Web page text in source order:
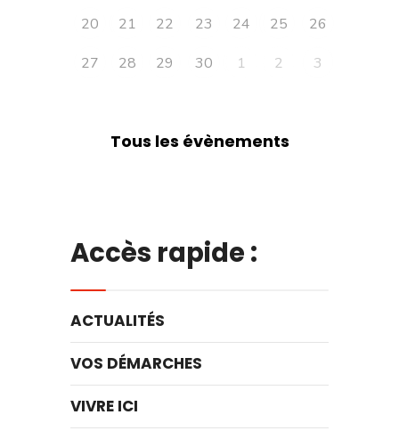
20
21 22 23 24 25
26
27
28 29 30 1 2 3
Tous les évènements
Accès rapide :
ACTUALITÉS
VOS DÉMARCHES
VIVRE ICI